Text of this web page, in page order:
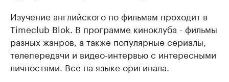
Изучение английского по фильмам проходит в
Timeclub Blok. В программе киноклуба - фильмы
разных жанров, а также популярные сериалы,
телепередачи и видео-интервью с интересными
личностями. Все на языке оригинала.